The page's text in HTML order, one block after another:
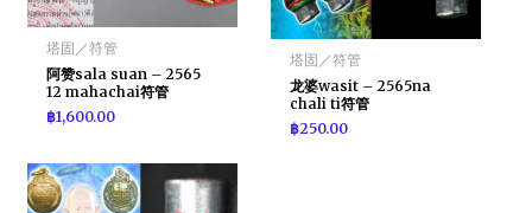
塔固／符管
阿赞sala suan – 2565
12 mahachai符管
฿1,600.00
塔固／符管
龙婆wasit – 2565na
chali ti符管
฿250.00